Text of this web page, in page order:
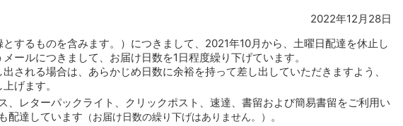
2022年12月28日
するものを含みます。）につきまして、2021年10月から、土曜日配達を休止し
ールにつきまして、お届け日数を1日程度繰り下げています。
される場合は、あらかじめ日数に余裕を持って差し出していただきますよう、
げます。
、レターパックライト、クリックポスト、速達、書留および簡易書留をご利用い
配達しています （お届け日数の繰り下げはありません。） 。